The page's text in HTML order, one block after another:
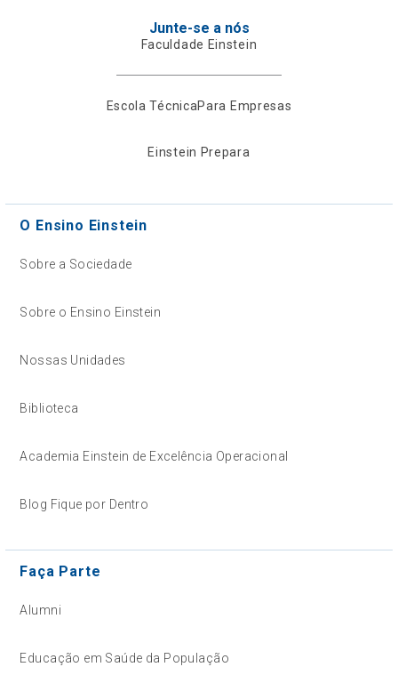
Junte-se a nós
Faculdade Einstein
Escola TécnicaPara Empresas
Einstein Prepara
O Ensino Einstein
Sobre a Sociedade
Sobre o Ensino Einstein
Nossas Unidades
Biblioteca
Academia Einstein de Excelência Operacional
Blog Fique por Dentro
Faça Parte
Alumni
Educação em Saúde da População